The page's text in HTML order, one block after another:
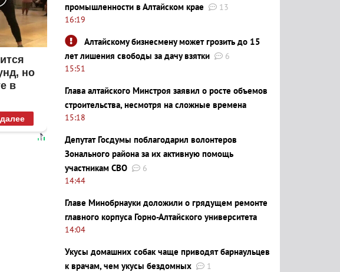
но
в
промышленности в Алтайском крае
13
16:19
Алтайскому бизнесмену может грозить до 15
лет лишения свободы за дачу взятки
6
15:51
Глава алтайского Минстроя заявил о росте объемов
строительства, несмотря на сложные времена
15:18
Депутат Госдумы поблагодарил волонтеров
Зонального района за их активную помощь
участникам СВО
6
14:44
Главе Минобрнауки доложили о грядущем ремонте
главного корпуса Горно-Алтайского университета
14:04
Укусы домашних собак чаще приводят барнаульцев
к врачам, чем укусы бездомных
1